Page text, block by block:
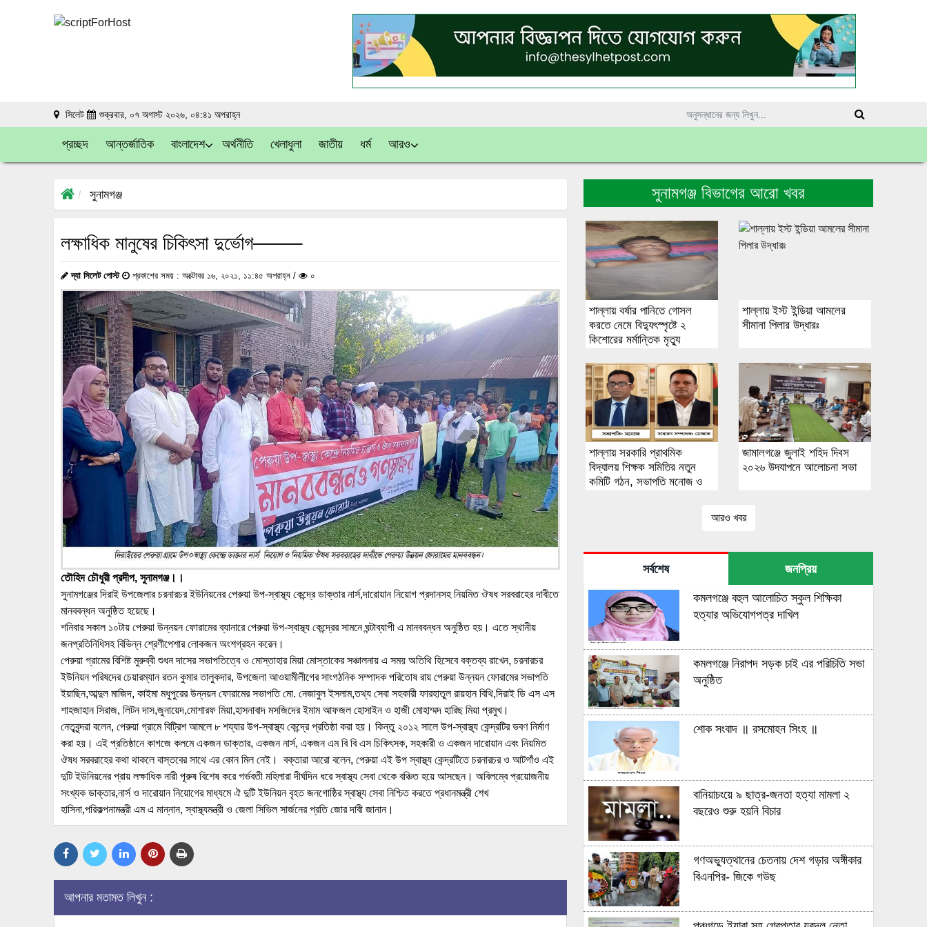
সিলেট শুক্রবার, ০৭ অগাস্ট ২০২৬, ০৪:৪১ অপরাহ্ন
প্রচ্ছদ আন্তর্জাতিক বাংলাদেশ অর্থনীতি খেলাধুলা জাতীয় ধর্ম আরও
সুনামগঞ্জ
লক্ষাধিক মানুষের চিকিৎসা দুর্ভোগ——–
দ্যা সিলেট পোস্ট প্রকাশের সময় : অক্টোবর ১৬, ২০২১, ১১:৪৫ অপরাহ্ন / ০
তৌহিদ চৌধুরী প্রদীপ, সুনামগঞ্জ।।
সুনামগঞ্জের দিরাই উপজেলার চরনারচর ইউনিয়নের পেরুয়া উপ-স্বাস্থ্য কেন্দ্রে ডাক্তার নার্স,দারোয়ান নিয়োগ প্রদানসহ নিয়মিত ঔষধ সরবরাহের দাবীতে
মানববন্ধন অনুষ্ঠিত হয়েছে।
শনিবার সকাল ১০টায় পেরুয়া উন্নয়ন ফোরামের ব্যানারে পেরুয়া উপ-স্বাস্থ্য কেন্দ্রের সামনে ঘন্টাব্যাপী এ মানববন্ধন অনুষ্ঠিত হয়। এতে স্থানীয়
জনপ্রতিনিধিসহ বিভিন্ন শ্রেণীপেশার লোকজন অংশগ্রহন করেন।
পেরুয়া গ্রামের বিশিষ্ট মুরুব্বী শুধন দাসের সভাপতিত্বে ও মোস্তাহার মিয়া মোস্তাকের সঞ্চালনায় এ সময় অতিথি হিসেবে বক্তব্য রাখেন, চরনারচর
ইউনিয়ন পরিষদের চেয়ারম্যান রতন কুমার তালুকদার, উপজেলা আওয়ামীলীগের সাংগঠনিক সম্পাদক পরিতোষ রায় পেরুয়া উন্নয়ন ফোরামের সভাপতি
ইয়াছিন,আব্দুল মাজিদ, কাইমা মধুপুরের উন্নয়ন ফোরামের সভাপতি মো. নেজাবুল ইসলাম,তথ্য সেবা সহকারী ফারহাতুল রায়হান বিথি,দিরাই ডি এস এস
শাহজাহান সিরাজ, লিটন দাস,জুনায়েদ,মোশারফ মিয়া,হাসনাবাদ মসজিদের ইমাম আফজল হোসাইন ও হাজী মোহাম্মদ হারিছ মিয়া প্রমুখ।
নেতৃবৃন্দরা বলেন, পেরুয়া গ্রামে বিট্রিশ আমলে ৮ শয্যার উপ-স্বাস্থ্য কেন্দ্রে প্রতিষ্ঠা করা হয়। কিন্তু ২০১২ সালে উপ-স্বাস্থ্য কেন্দ্রটির ভবণ নির্মাণ
করা হয়। এই প্রতিষ্ঠানে কাগজে কলমে একজন ডাক্তার, একজন নার্স, একজন এম বি বি এস চিকিৎসক, সহকারী ও একজন দারোয়ান এবং নিয়মিত
ঔষধ সরবরাহের কথা থাকলে বাস্তবের সাথে এর কোন মিল নেই। বক্তারা আরো বলেন, পেরুয়া এই উপ স্বাস্থ্য কেন্দ্রটিতে চরনারচর ও আটগাঁও এই
দুটি ইউনিয়নের প্রায় লক্ষাধিক নারী পূরুষ বিশেষ করে গর্ভবতী মহিলারা দীর্ঘদিন ধরে স্বাস্থ্য সেবা থেকে বঞ্চিত হয়ে আসছেন। অবিলম্বে প্রয়োজনীয়
সংখ্যক ডাক্তার,নার্স ও দারোয়ান নিয়োগের মাধ্যমে ঐ দুটি ইউনিয়ন বৃহত জনগোষ্ঠির স্বাস্থ্য সেবা নিশ্চিত করতে প্রধানমন্ত্রী শেখ
হাসিনা,পরিকল্পনামন্ত্রী এম এ মান্নান, স্বাস্থ্যমন্ত্রী ও জেলা সিভিল সার্জনের প্রতি জোর দাবী জানান।
আপনার মতামত লিখুন :
সুনামগঞ্জ বিভাগের আরো খবর
শাল্লায় বর্ষার পানিতে গোসল
করতে নেমে বিদ্যুৎস্পৃষ্টে ২
কিশোরের মর্মান্তিক মৃত্যু
শাল্লায় ইস্ট ইন্ডিয়া আমলের
সীমানা পিলার উদ্ধারঃ
শাল্লায় সরকারি প্রাথমিক
বিদ্যালয় শিক্ষক সমিতির নতুন
কমিটি গঠন, সভাপতি মনোজ ও
জামালগঞ্জে জুলাই শহিদ দিবস
২০২৬ উদযাপনে আলোচনা সভা
আরও খবর
সর্বশেষ জনপ্রিয়
কমলগঞ্জে বহুল আলোচিত স্কুল শিক্ষিকা
হত্যার অভিযোগপত্র দাখিল
কমলগঞ্জে নিরাপদ সড়ক চাই এর পরিচিতি সভা
অনুষ্ঠিত
শোক সংবাদ ॥ রসমোহন সিংহ ॥
বানিয়াচংয়ে ৯ ছাত্র-জনতা হত্যা মামলা ২
বছরেও শুরু হয়নি বিচার
গণঅভ্যুত্থানের চেতনায় দেশ গড়ার অঙ্গীকার
বিএনপির- জিকে গউছ